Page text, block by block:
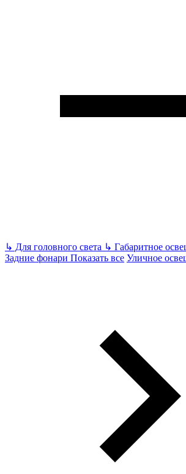
↳ Для головного света ↳ Габаритное
Задние фонари Показать все Уличное